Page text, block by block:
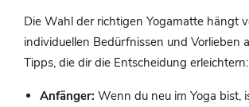
Die Wahl der richtigen Yogamatte hängt
individuellen Bedürfnissen und Vorlieben
Tipps, die dir die Entscheidung erleichtern:
Anfänger: Wenn du neu im Yoga bist,